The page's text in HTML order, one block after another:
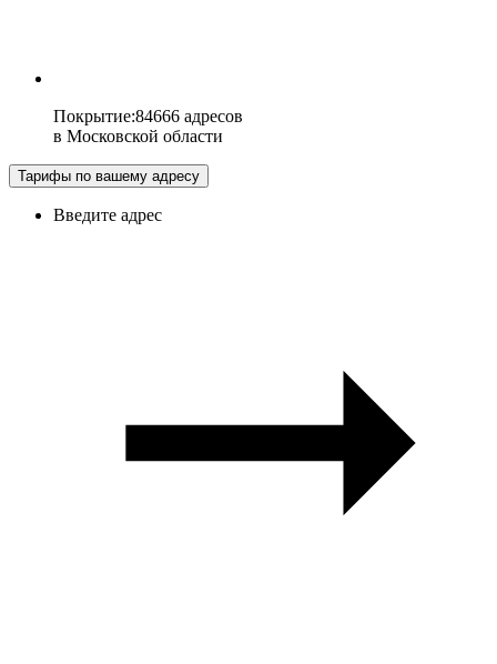
Покрытие:84666 адресов
в Московской области
Тарифы по вашему адресу
Введите адрес